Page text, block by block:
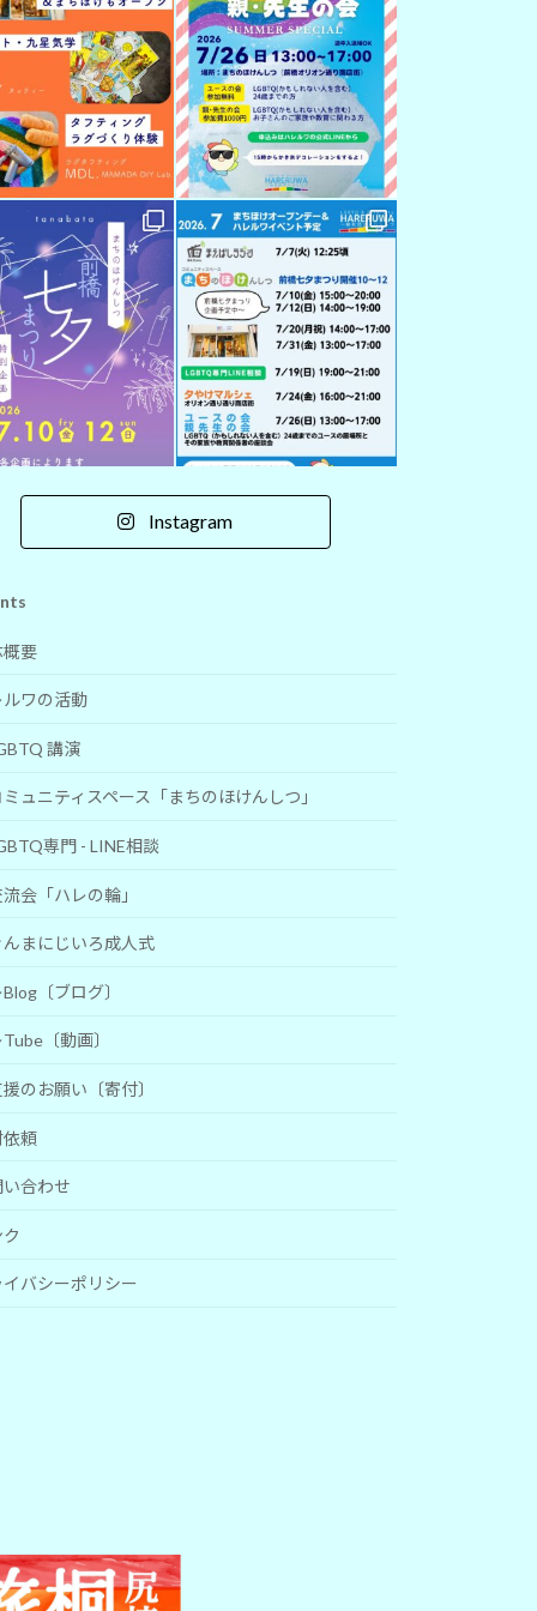
Instagram
要
ワの活動
講演
ュニティスペース「まちのほけんしつ」
専門 - LINE相談
会「ハレの輪」
んまにじいろ成人式
〔ブログ〕
〔動画〕
のお願い〔寄付〕
頼
合わせ
バシーポリシー